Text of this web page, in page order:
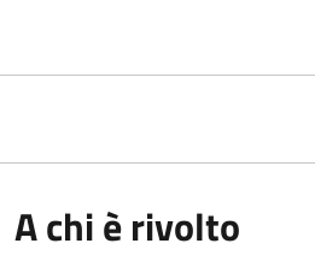
A chi è rivolto